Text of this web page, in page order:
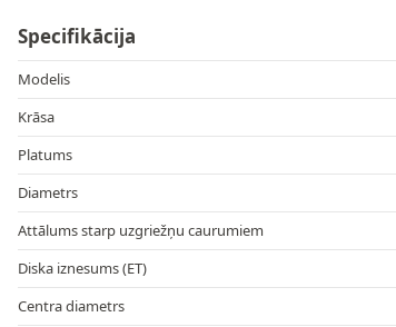
Specifikācija
Modelis
Krāsa
Platums
Diametrs
Attālums starp uzgriežņu caurumiem
Diska iznesums (ET)
Centra diametrs